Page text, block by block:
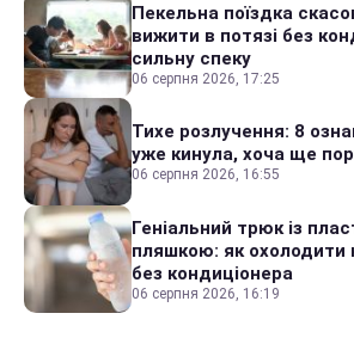
Пекельна поїздка
вижити в потязі без
сильну спеку
06 серпня 2026, 17:25
Тихе розлучення: 8
уже кинула, хоча ще
06 серпня 2026, 16:55
Геніальний трюк із
пляшкою: як охолодити
без кондиціонера
06 серпня 2026, 16:19